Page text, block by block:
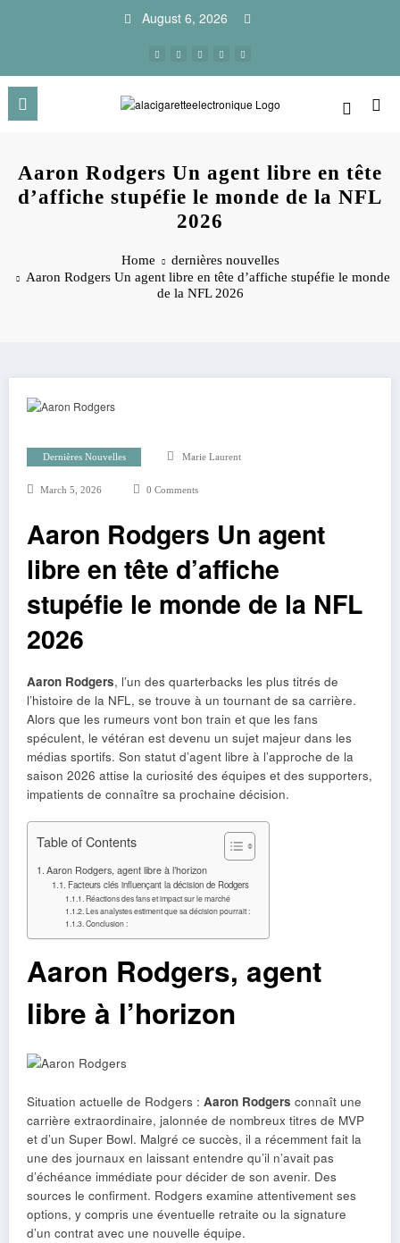
August 6, 2026
Aaron Rodgers Un agent libre en tête
d’affiche stupéfie le monde de la NFL
2026
Home
dernières nouvelles
Aaron Rodgers Un agent libre en tête d’affiche stupéfie le monde
de la NFL 2026
Dernières Nouvelles Marie Laurent
March 5, 2026 0 Comments
Aaron Rodgers Un agent
libre en tête d’affiche
stupéfie le monde de la NFL
2026
Aaron Rodgers, l’un des quarterbacks les plus titrés de
l’histoire de la NFL, se trouve à un tournant de sa carrière.
Alors que les rumeurs vont bon train et que les fans
spéculent, le vétéran est devenu un sujet majeur dans les
médias sportifs. Son statut d’agent libre à l’approche de la
saison 2026 attise la curiosité des équipes et des supporters,
impatients de connaître sa prochaine décision.
Table of Contents
Aaron Rodgers, agent libre à l’horizon
Facteurs clés influençant la décision de Rodgers
Réactions des fans et impact sur le marché
Les analystes estiment que sa décision pourrait :
Conclusion :
Aaron Rodgers, agent
libre à l’horizon
Situation actuelle de Rodgers : Aaron Rodgers connaît une
carrière extraordinaire, jalonnée de nombreux titres de MVP
et d’un Super Bowl. Malgré ce succès, il a récemment fait la
une des journaux en laissant entendre qu’il n’avait pas
d’échéance immédiate pour décider de son avenir. Des
sources le confirment. Rodgers examine attentivement ses
options, y compris une éventuelle retraite ou la signature
d’un contrat avec une nouvelle équipe.